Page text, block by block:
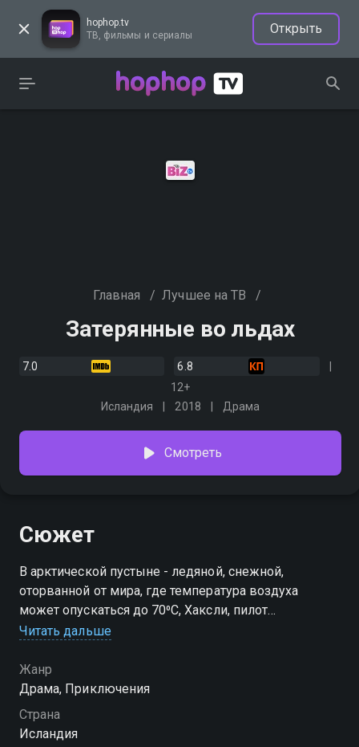
hophop.tv
ТВ, фильмы и сериалы
Открыть
Главная / Лучшее на ТВ /
Затерянные во льдах
7.0
6.8
12+
Исландия
2018 Драма
Смотреть
Сюжет
В арктической пустыне - ледяной, снежной,
оторванной от мира, где температура воздуха
может опускаться до 70⁰С, Хаксли, пилот
потерпевшего крушение самолёта, отчаянно борется
Читать дальше
Жанр
Драма, Приключения
Страна
Исландия